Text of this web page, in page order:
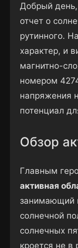
Добрый
отчет о
рутинного.
характер, и
магнитно-
номером
напряжения
потенциал
Обзор
Главным
активная
занимающий
солнечной
солнечных
кроется не в